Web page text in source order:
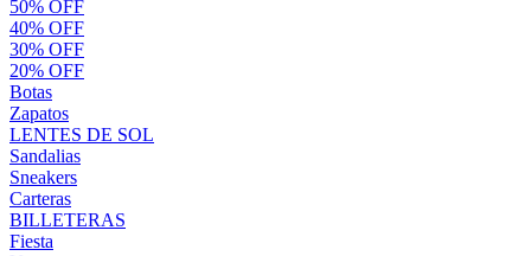
50% OFF
40% OFF
30% OFF
20% OFF
Botas
Zapatos
LENTES DE SOL
Sandalias
Sneakers
Carteras
BILLETERAS
Fiesta